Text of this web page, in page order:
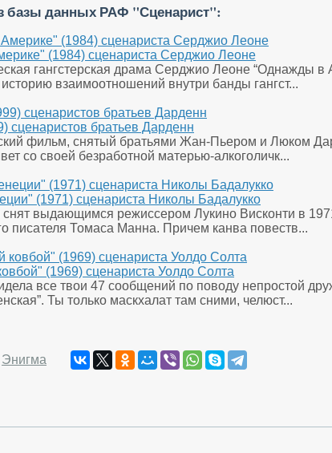
базы данных РАФ "Сценарист":
(1984) сценариста Серджио Леоне
гангстерская драма Серджио Леоне “Однажды в
взаимоотношений внутри банды гангст...
сценаристов братьев Дарденн
фильм, снятый братьями Жан-Пьером и Люком
со своей безработной матерью-алкоголичк...
(1971) сценариста Николы Бадалукко
выдающимся режиссером Лукино Висконти в
писателя Томаса Манна. Причем канва повеств...
(1969) сценариста Уолдо Солта
все твои 47 сообщений по поводу непростой
Ты только маскхалат там сними, челюст...
Энигма